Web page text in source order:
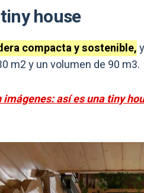
house
compacta y sostenible,
m2 y un volumen de 90 m3.
imágenes: así es una tiny